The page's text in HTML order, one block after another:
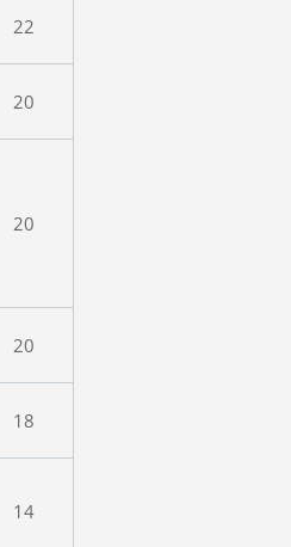
22
20
20
20
18
14